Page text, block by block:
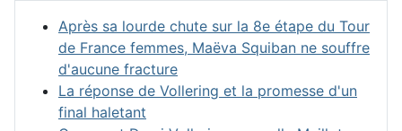
Après sa lourde chute sur la 8e étape du Tour
de France femmes, Maëva Squiban ne souffre
d'aucune fracture
La réponse de Vollering et la promesse d'un
final haletant